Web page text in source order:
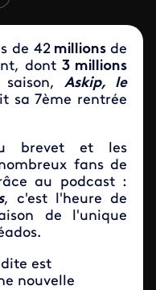
de 42millionsde
dont 3 millions
Askip, le
sa 7ème rentrée
brevet et les
fans de
au podcast :
, c'est l'heure de
de l'unique
est
nouvelle